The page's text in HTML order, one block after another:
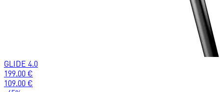
GLIDE 4.0
199.00 €
109.00 €